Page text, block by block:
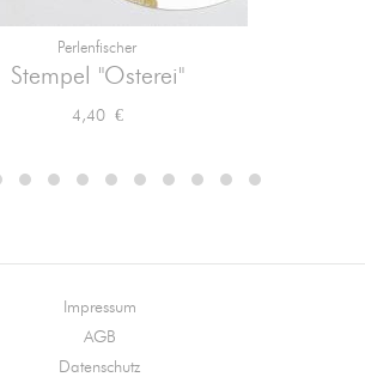
Perlenfischer
Stempel "Osterei"
Preis
4,40 €
Impressum
AGB
Datenschutz